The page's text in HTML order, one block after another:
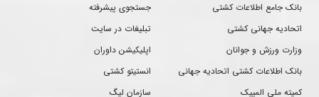
بانک جامع اطلاعات کشتی
اتحادیه جهانی کشتی
وزارت ورزش و جوانان
بانک اطلاعات کشتی اتحادیه جهانی
کمیته ملی المپیک
جستجوی پیشرفته
تبلیغات در سایت
اپلیکیشن داوران
انستیتو کشتی
سازمان لیگ